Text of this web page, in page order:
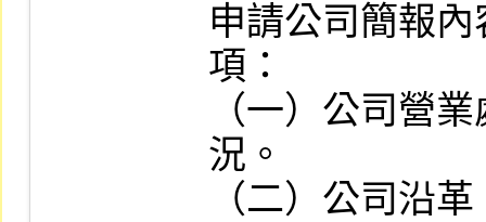
申請公司簡報
項：
（一）公司營
況。
（二）公司沿革